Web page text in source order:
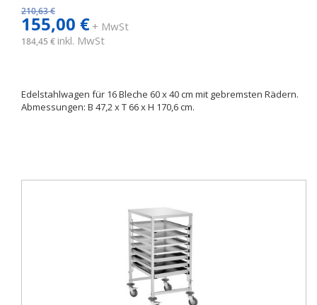
210,63 €
155,00 €+ MwSt
184,45 € inkl. MwSt
Edelstahlwagen für 16 Bleche 60 x 40 cm mit gebremsten Rädern.
Abmessungen: B 47,2 x T 66 x H 170,6 cm.